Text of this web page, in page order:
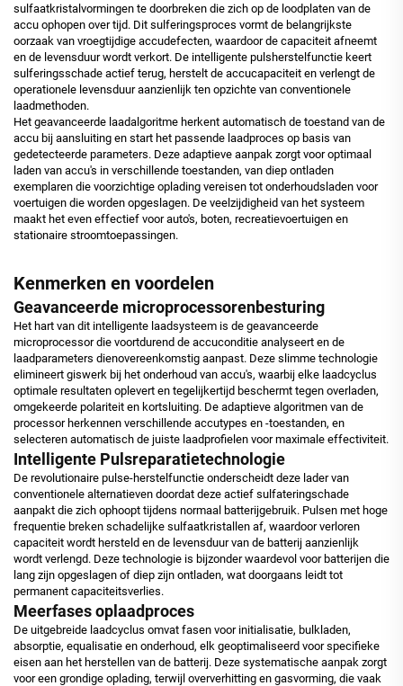
sulfaatkristalvormingen te doorbreken die zich op de loodplaten van de
accu ophopen over tijd. Dit sulferingsproces vormt de belangrijkste
oorzaak van vroegtijdige accudefecten, waardoor de capaciteit afneemt
en de levensduur wordt verkort. De intelligente pulsherstelfunctie keert
sulferingsschade actief terug, herstelt de accucapaciteit en verlengt de
operationele levensduur aanzienlijk ten opzichte van conventionele
laadmethoden.
Het geavanceerde laadalgoritme herkent automatisch de toestand van de
accu bij aansluiting en start het passende laadproces op basis van
gedetecteerde parameters. Deze adaptieve aanpak zorgt voor optimaal
laden van accu's in verschillende toestanden, van diep ontladen
exemplaren die voorzichtige oplading vereisen tot onderhoudsladen voor
voertuigen die worden opgeslagen. De veelzijdigheid van het systeem
maakt het even effectief voor auto's, boten, recreatievoertuigen en
stationaire stroomtoepassingen.
Kenmerken en voordelen
Geavanceerde microprocessorenbesturing
Het hart van dit intelligente laadsysteem is de geavanceerde
microprocessor die voortdurend de accuconditie analyseert en de
laadparameters dienovereenkomstig aanpast. Deze slimme technologie
elimineert giswerk bij het onderhoud van accu's, waarbij elke laadcyclus
optimale resultaten oplevert en tegelijkertijd beschermt tegen overladen,
omgekeerde polariteit en kortsluiting. De adaptieve algoritmen van de
processor herkennen verschillende accutypes en -toestanden, en
selecteren automatisch de juiste laadprofielen voor maximale effectiviteit.
Intelligente Pulsreparatietechnologie
De revolutionaire pulse-herstelfunctie onderscheidt deze lader van
conventionele alternatieven doordat deze actief sulfateringschade
aanpakt die zich ophoopt tijdens normaal batterijgebruik. Pulsen met hoge
frequentie breken schadelijke sulfaatkristallen af, waardoor verloren
capaciteit wordt hersteld en de levensduur van de batterij aanzienlijk
wordt verlengd. Deze technologie is bijzonder waardevol voor batterijen die
lang zijn opgeslagen of diep zijn ontladen, wat doorgaans leidt tot
permanent capaciteitsverlies.
Meerfases oplaadproces
De uitgebreide laadcyclus omvat fasen voor initialisatie, bulkladen,
absorptie, equalisatie en onderhoud, elk geoptimaliseerd voor specifieke
eisen aan het herstellen van de batterij. Deze systematische aanpak zorgt
voor een grondige oplading, terwijl oververhitting en gasvorming, die vaak